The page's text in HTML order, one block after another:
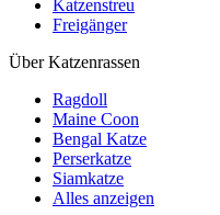
Katzenstreu
Freigänger
Über Katzenrassen
Ragdoll
Maine Coon
Bengal Katze
Perserkatze
Siamkatze
Alles anzeigen